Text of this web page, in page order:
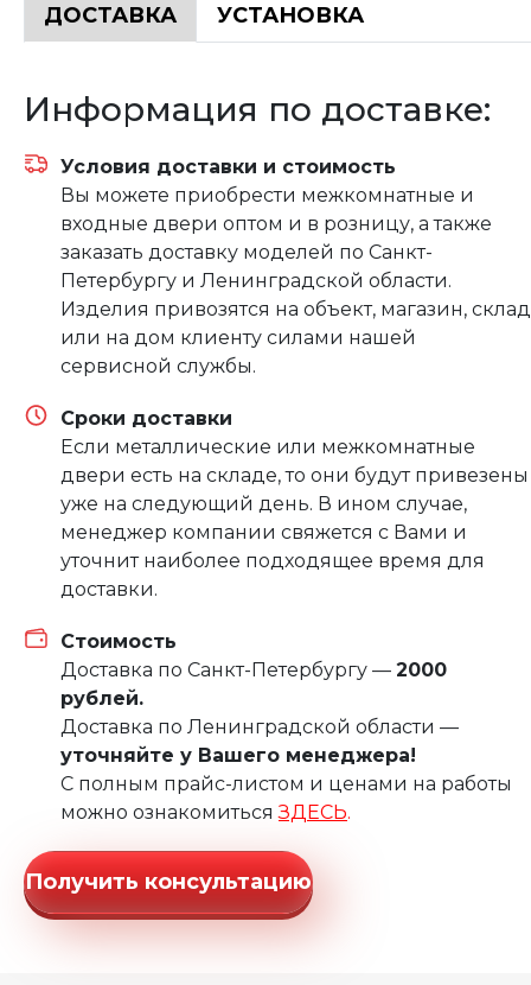
ДОСТАВКА УСТАНОВКА
Информация по доставке:
Условия доставки и стоимость
Вы можете приобрести межкомнатные и
входные двери оптом и в розницу, а также
заказать доставку моделей по Санкт-
Петербургу и Ленинградской области.
Изделия привозятся на объект, магазин, склад
или на дом клиенту силами нашей
сервисной службы.
Сроки доставки
Если металлические или межкомнатные
двери есть на складе, то они будут привезены
уже на следующий день. В ином случае,
менеджер компании свяжется с Вами и
уточнит наиболее подходящее время для
доставки.
Стоимость
Доставка по Санкт-Петербургу — 2000
рублей.
Доставка по Ленинградской области —
уточняйте у Вашего менеджера!
С полным прайс-листом и ценами на работы
можно ознакомитьсяЗДЕСЬ.
Получить консультацию